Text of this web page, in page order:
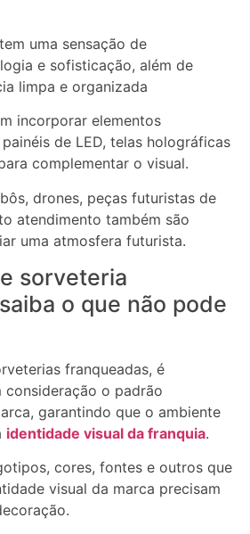
uma sensação de
e sofisticação, além de
limpa e organizada
incorporar elementos
de LED, telas holográficas
complementar o visual.
drones, peças futuristas de
atendimento também são
uma atmosfera futurista.
sorveteria
o que não pode
franqueadas, é
o padrão
garantindo que o ambiente
identidade visual da franquia.
cores, fontes e outros que
visual da marca precisam